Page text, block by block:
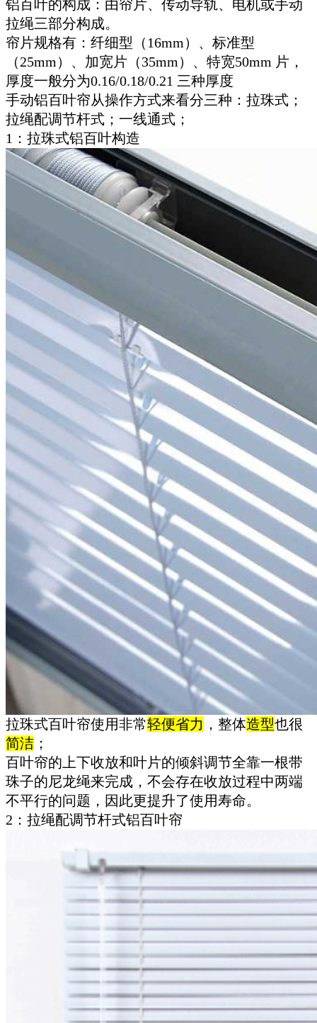
铝百叶的构成：由帘片、传动导轨、电机或手动
拉绳三部分构成。
帘片规格有：纤细型（16mm）、标准型
（25mm）、加宽片（35mm）、特宽50mm 片，
厚度一般分为0.16/0.18/0.21 三种厚度
手动铝百叶帘从操作方式来看分三种：拉珠式；
拉绳配调节杆式；一线通式；
1：拉珠式铝百叶构造
拉珠式百叶帘使用非常轻便省力 ，整体造型也很
简洁 ；
百叶帘的上下收放和叶片的倾斜调节全靠一根带
珠子的尼龙绳来完成，不会存在收放过程中两端
不平行的问题，因此更提升了使用寿命。
2：拉绳配调节杆式铝百叶帘